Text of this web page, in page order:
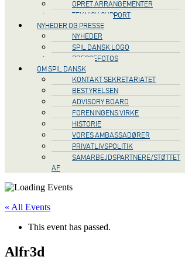
OPRET ARRANGEMENTER
TEKNISK SUPPORT
NYHEDER OG PRESSE
NYHEDER
SPIL DANSK LOGO
PRESSEFOTOS
OM SPIL DANSK
KONTAKT SEKRETARIATET
BESTYRELSEN
ADVISORY BOARD
FORENINGENS VIRKE
HISTORIE
VORES AMBASSADØRER
PRIVATLIVSPOLITIK
SAMARBEJDSPARTNERE/STØTTET
AF
« All Events
This event has passed.
Alfr3d